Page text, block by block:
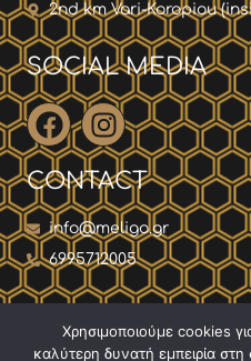
2nd km Vari-Koropiou
SOCIAL MEDIA
CONTACT
info@meligo.gr
6995712005
Privacy-policyTerms &
Χρησιμοποιούμε cookies
καλύτερη δυνατή εμπειρία